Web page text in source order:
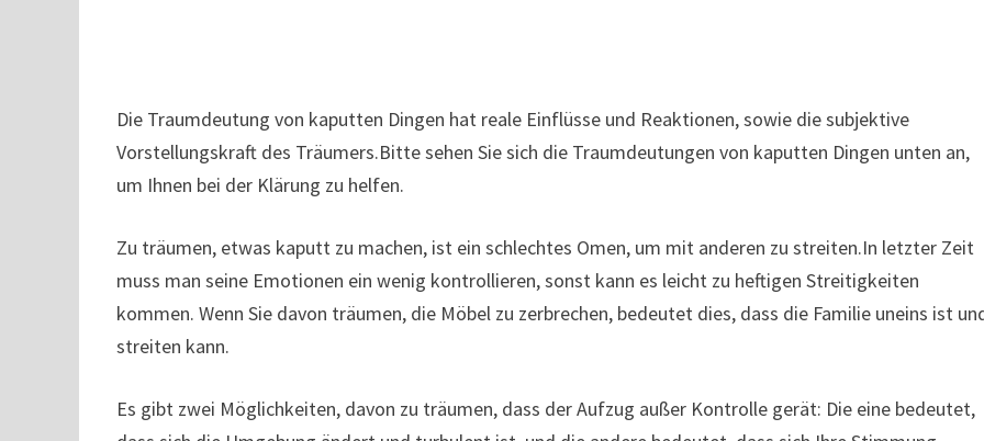
Die Traumdeutung von kaputten Dingen hat reale Einflüsse und Reaktionen, sowie die subjektive
Vorstellungskraft des Träumers.Bitte sehen Sie sich die Traumdeutungen von kaputten Dingen unten an,
um Ihnen bei der Klärung zu helfen.
Zu träumen, etwas kaputt zu machen, ist ein schlechtes Omen, um mit anderen zu streiten.In letzter Zeit
muss man seine Emotionen ein wenig kontrollieren, sonst kann es leicht zu heftigen Streitigkeiten
kommen. Wenn Sie davon träumen, die Möbel zu zerbrechen, bedeutet dies, dass die Familie uneins ist
streiten kann.
Es gibt zwei Möglichkeiten, davon zu träumen, dass der Aufzug außer Kontrolle gerät: Die eine bedeutet,